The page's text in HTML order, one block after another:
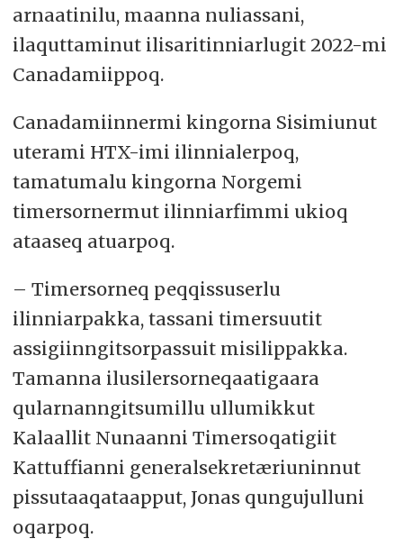
arnaatinilu, maanna nuliassani,
ilaquttaminut ilisaritinniarlugit 2022-mi
Canadamiippoq.
Canadamiinnermi kingorna Sisimiunut
uterami HTX-imi ilinnialerpoq,
tamatumalu kingorna Norgemi
timersornermut ilinniarfimmi ukioq
ataaseq atuarpoq.
– Timersorneq peqqissuserlu
ilinniarpakka, tassani timersuutit
assigiinngitsorpassuit misilippakka.
Tamanna ilusilersorneqaatigaara
qularnanngitsumillu ullumikkut
Kalaallit Nunaanni Timersoqatigiit
Kattuffianni generalsekretæriuninnut
pissutaaqataapput, Jonas qungujulluni
oqarpoq.